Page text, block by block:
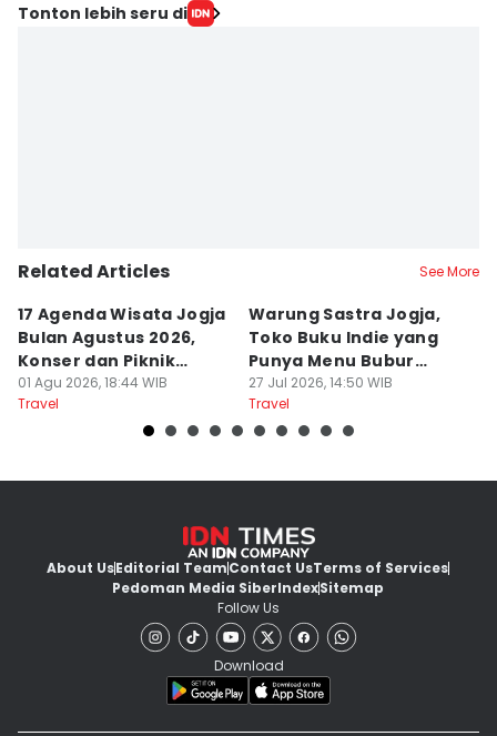
Tonton lebih seru di
Related Articles See More
17 Agenda Wisata Jogja
Bulan Agustus 2026,
Konser dan Piknik
Literasi
01 Agu 2026, 18:44 WIB
Travel
Warung Sastra Jogja,
Toko Buku Indie yang
Punya Menu Bubur
Manado
27 Jul 2026, 14:50 WIB
Travel
About UsEditorial TeamContact UsTerms of Services
Pedoman Media SiberIndexSitemap
Follow Us
Download